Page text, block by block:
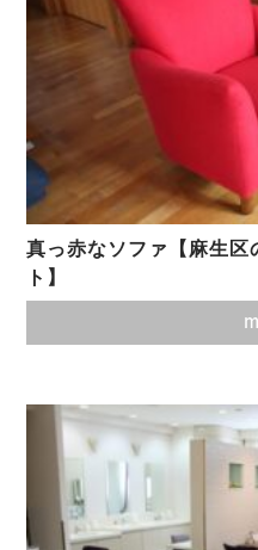
真っ赤なソファ【麻生
ト】